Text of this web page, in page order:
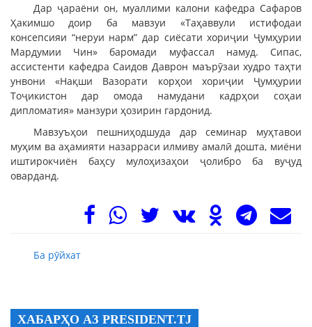
Дар ҷараёни он, муаллими калони кафедра Сафаров
Ҳакимшо доир ба мавзуи «Таҳаввули истифодаи
консепсияи “неруи нарм” дар сиёсати хориҷии Ҷумҳурии
Мардумии Чин» баромади муфассал намуд. Сипас,
ассистенти кафедра Саидов Даврон маърӯзаи худро таҳти
унвони «Нақши Вазорати корҳои хориҷии Ҷумҳурии
Тоҷикистон дар омода намудани кадрҳои соҳаи
дипломатия» манзури ҳозирин гардонид.
Мавзуъҳои пешниҳодшуда дар семинар муҳтавои
муҳим ва аҳамияти назарраси илмиву амалӣ дошта, миёни
иштирокчиён баҳсу мулоҳизаҳои ҷолибро ба вуҷуд
оварданд.
Ба рӯйхат
ХАБАРҲО АЗ PRESIDENT.TJ